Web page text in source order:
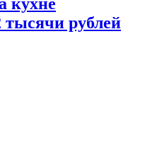
тысячи рублей